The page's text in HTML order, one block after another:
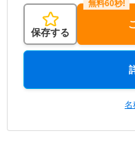
保存する
名